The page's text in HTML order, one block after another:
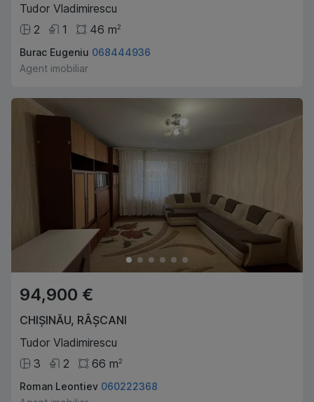
Tudor Vladimirescu
2
1 46 m2
Burac Eugeniu 068444936
Agent imobiliar
94,900 €
CHIȘINĂU, RÂȘCANI
Tudor Vladimirescu
3
2 66 m2
Roman Leontiev 060222368